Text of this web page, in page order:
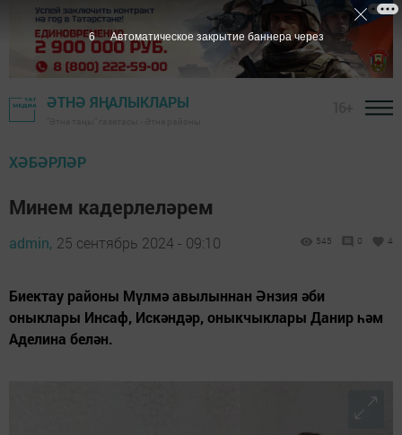
ӘТНӘ ЯҢАЛЫКЛАРЫ
ХӘБӘРЛӘР
Минем кадерлеләрем
admin, 25 сентябрь 2024 - 09:10 545 0 4
Биектау районы Мүлмә авылыннан Әнзия әби
оныклары Инсаф, Искәндәр, оныкчыклары Данир һәм
Аделина белән.
4 Автоматическое закрытие баннера через